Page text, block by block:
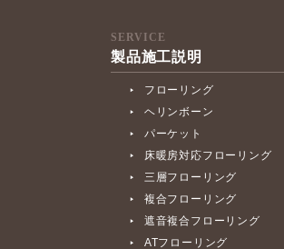
SERVICE
製品施工説明
フローリング
ヘリンボーン
パーケット
床暖房対応フローリング
三層フローリング
複合フローリング
遮音複合フローリング
ATフローリング